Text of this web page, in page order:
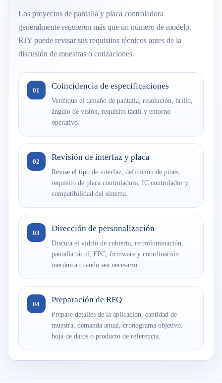
Los proyectos de pantalla y placa controladora
generalmente requieren más que un número de modelo.
RJY puede revisar sus requisitos técnicos antes de la
discusión de muestras o cotizaciones.
01 Coincidencia de especificaciones
Verifique el tamaño de pantalla, resolución, brillo,
ángulo de visión, requisito táctil y entorno
operativo.
02 Revisión de interfaz y placa
Revise el tipo de interfaz, definición de pines,
requisito de placa controladora, IC controlador y
compatibilidad del sistema.
03 Dirección de personalización
Discuta el vidrio de cubierta, retroiluminación,
pantalla táctil, FPC, firmware y coordinación
mecánica cuando sea necesario.
04 Preparación de RFQ
Prepare detalles de la aplicación, cantidad de
muestra, demanda anual, cronograma objetivo,
hoja de datos o producto de referencia.